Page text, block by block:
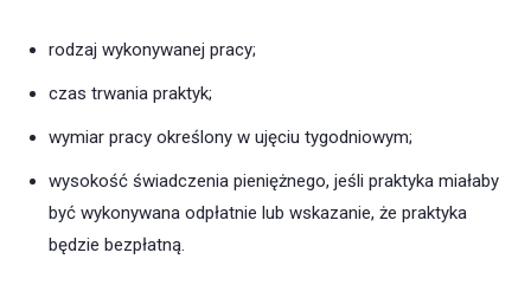
rodzaj wykonywanej pracy;
czas trwania praktyk;
wymiar pracy określony w ujęciu tygodniowym;
wysokość świadczenia pieniężnego, jeśli praktyka miałaby
być wykonywana odpłatnie lub wskazanie, że praktyka
będzie bezpłatną.